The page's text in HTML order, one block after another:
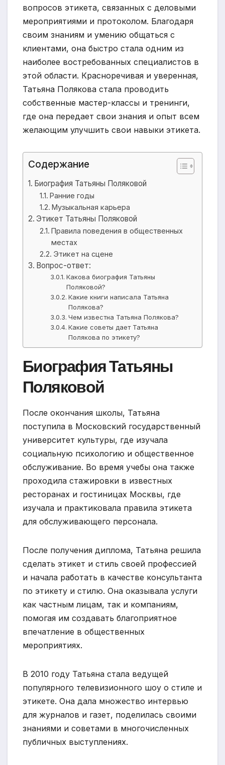
вопросов этикета, связанных с деловыми
мероприятиями и протоколом. Благодаря
своим знаниям и умению общаться с
клиентами, она быстро стала одним из
наиболее востребованных специалистов в
этой области. Красноречивая и уверенная,
Татьяна Полякова стала проводить
собственные мастер-классы и тренинги,
где она передает свои знания и опыт всем
желающим улучшить свои навыки этикета.
Содержание
Биография Татьяны Поляковой
Ранние годы
Музыкальная карьера
Этикет Татьяны Поляковой
Правила поведения в общественных
местах
Этикет на сцене
Вопрос-ответ:
Какова биография Татьяны
Поляковой?
Какие книги написала Татьяна
Полякова?
Чем известна Татьяна Полякова?
Какие советы дает Татьяна
Полякова по этикету?
Биография Татьяны
Поляковой
После окончания школы, Татьяна
поступила в Московский государственный
университет культуры, где изучала
социальную психологию и общественное
обслуживание. Во время учебы она также
проходила стажировки в известных
ресторанах и гостиницах Москвы, где
изучала и практиковала правила этикета
для обслуживающего персонала.
После получения диплома, Татьяна решила
сделать этикет и стиль своей профессией
и начала работать в качестве консультанта
по этикету и стилю. Она оказывала услуги
как частным лицам, так и компаниям,
помогая им создавать благоприятное
впечатление в общественных
мероприятиях.
В 2010 году Татьяна стала ведущей
популярного телевизионного шоу о стиле и
этикете. Она дала множество интервью
для журналов и газет, поделилась своими
знаниями и советами в многочисленных
публичных выступлениях.